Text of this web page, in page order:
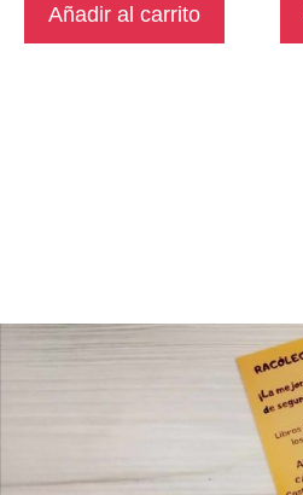
Añadir al carrito